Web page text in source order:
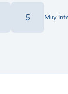
5 Muy